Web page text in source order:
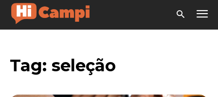
Tag: seleção